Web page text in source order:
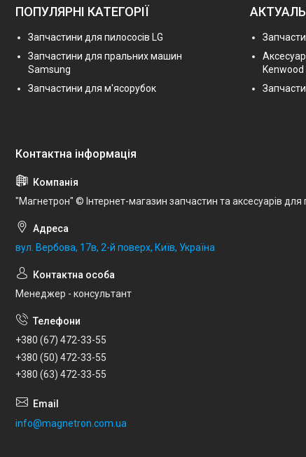
ПОПУЛЯРНІ КАТЕГОРІЇ
Запчастини для пилососів LG
Запчастини для пральних машин
Samsung
Запчастини для м'ясорубок
Kenwood
"Магнетрон" © Інтернет-магазин запчастин та аксесуарів для
вул. Вербова, 17в, 2-й поверх, Київ, Україна
Менеджер - консультант
+380 (67) 472-33-55
+380 (50) 472-33-55
+380 (63) 472-33-55
info@magnetron.com.ua